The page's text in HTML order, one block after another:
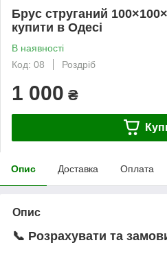
Брус струганий
купити в Одесі
В наявності
Код: 08
Роздріб
1 000 ₴
Опис Доставка Оплата
Опис
📞 Розрахувати та